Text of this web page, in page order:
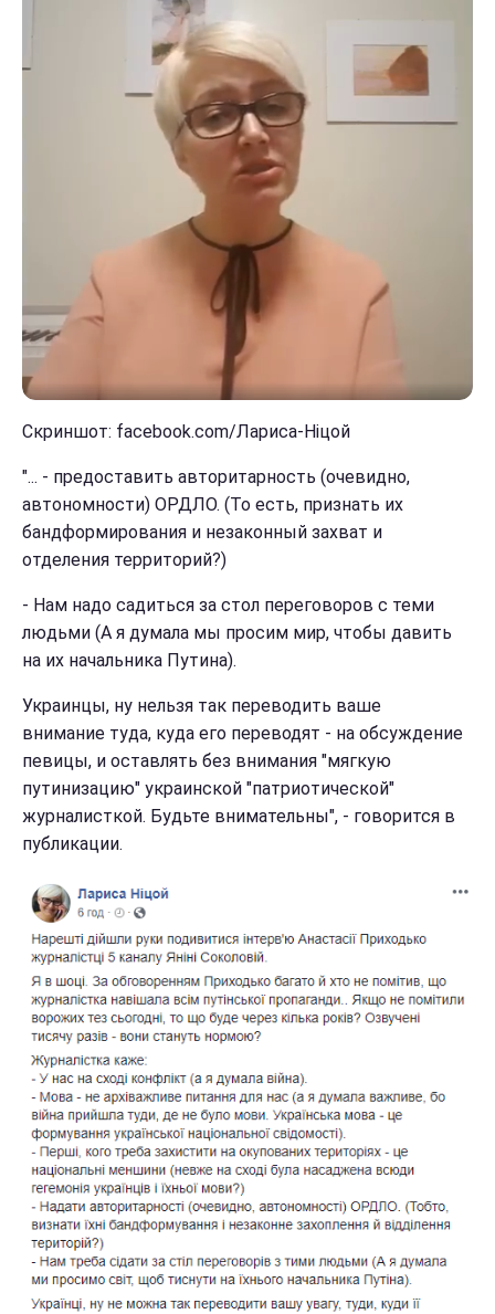
Скриншот: facebook.com/Лариса-Ніцой
"... - предоставить авторитарность (очевидно,
автономности) ОРДЛО. (То есть, признать их
бандформирования и незаконный захват и
отделения территорий?)
- Нам надо садиться за стол переговоров с теми
людьми (А я думала мы просим мир, чтобы давить
на их начальника Путина).
Украинцы, ну нельзя так переводить ваше
внимание туда, куда его переводят - на обсуждение
певицы, и оставлять без внимания "мягкую
путинизацию" украинской "патриотической"
журналисткой. Будьте внимательны", - говорится в
публикации.